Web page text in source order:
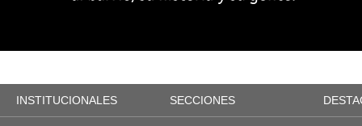
INSTITUCIONALES SECCIONES